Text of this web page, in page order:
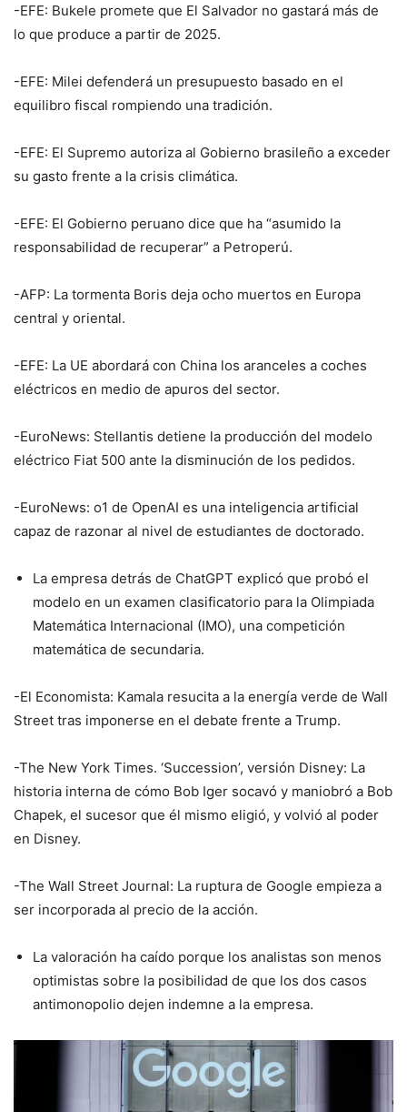
-EFE: Bukele promete que El Salvador no gastará más de
lo que produce a partir de 2025.
-EFE: Milei defenderá un presupuesto basado en el
equilibro fiscal rompiendo una tradición.
-EFE: El Supremo autoriza al Gobierno brasileño a exceder
su gasto frente a la crisis climática.
-EFE: El Gobierno peruano dice que ha “asumido la
responsabilidad de recuperar” a Petroperú.
-AFP: La tormenta Boris deja ocho muertos en Europa
central y oriental.
-EFE: La UE abordará con China los aranceles a coches
eléctricos en medio de apuros del sector.
-EuroNews: Stellantis detiene la producción del modelo
eléctrico Fiat 500 ante la disminución de los pedidos.
-EuroNews: o1 de OpenAI es una inteligencia artificial
capaz de razonar al nivel de estudiantes de doctorado.
La empresa detrás de ChatGPT explicó que probó el
modelo en un examen clasificatorio para la Olimpiada
Matemática Internacional (IMO), una competición
matemática de secundaria.
-El Economista: Kamala resucita a la energía verde de Wall
Street tras imponerse en el debate frente a Trump.
-The New York Times. ‘Succession’, versión Disney: La
historia interna de cómo Bob Iger socavó y maniobró a Bob
Chapek, el sucesor que él mismo eligió, y volvió al poder
en Disney.
-The Wall Street Journal: La ruptura de Google empieza a
ser incorporada al precio de la acción.
La valoración ha caído porque los analistas son menos
optimistas sobre la posibilidad de que los dos casos
antimonopolio dejen indemne a la empresa.